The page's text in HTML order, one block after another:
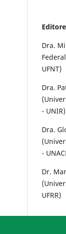
Dra.
UFNT)
Dra.
- UNIR)
Dra.
-
Dr.
UFRR)